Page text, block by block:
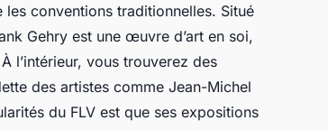
les conventions traditionnelles. Situé
Gehry est une œuvre d’art en soi,
l’intérieur, vous trouverez des
des artistes comme Jean-Michel
du FLV est que ses expositions